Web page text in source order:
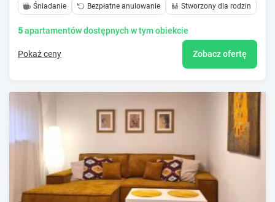
Śniadanie Bezpłatne anulowanie Stworzony dla rodzin
5apartamentów dostępnych w tym obiekcie
Pokaż ceny Zobacz ofertę